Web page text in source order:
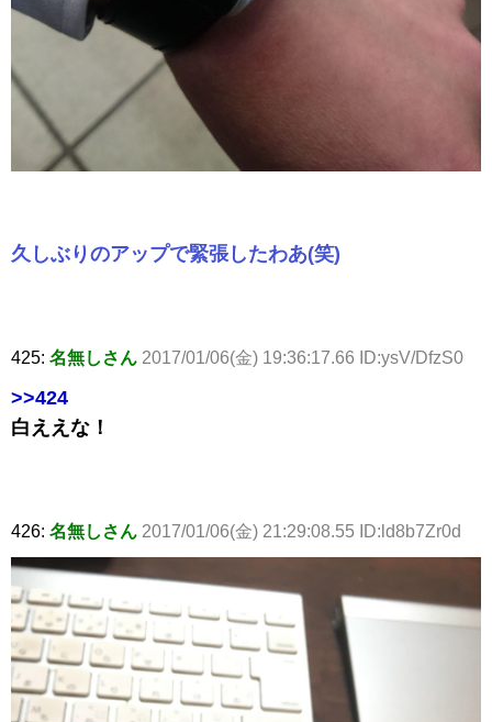
久しぶりのアップで緊張したわあ(笑)
425: 名無しさん 2017/01/06(金) 19:36:17.66 ID:ysV/DfzS0
>>424
白ええな！
426: 名無しさん 2017/01/06(金) 21:29:08.55 ID:ld8b7Zr0d